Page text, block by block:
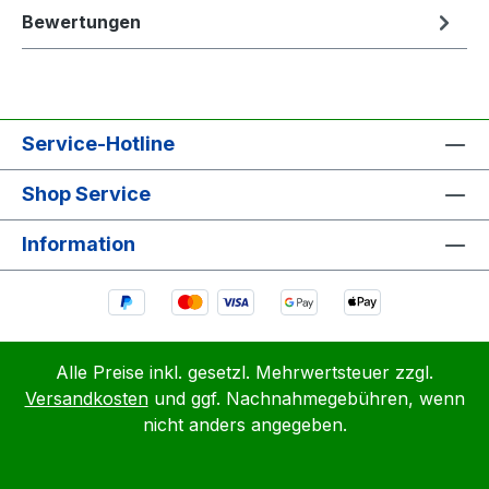
Bewertungen
Service-Hotline
Shop Service
Information
Alle Preise inkl. gesetzl. Mehrwertsteuer zzgl.
Versandkostenund ggf. Nachnahmegebühren, wenn
nicht anders angegeben.